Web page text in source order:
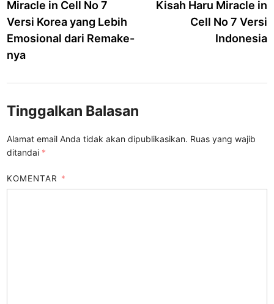
pos article:
Miracle in Cell No 7
Versi Korea yang Lebih
Emosional dari Remake-
nya
Kisah Haru Miracle in
Cell No 7 Versi
Indonesia
Tinggalkan Balasan
Alamat email Anda tidak akan dipublikasikan. Ruas yang wajib
ditandai *
KOMENTAR *